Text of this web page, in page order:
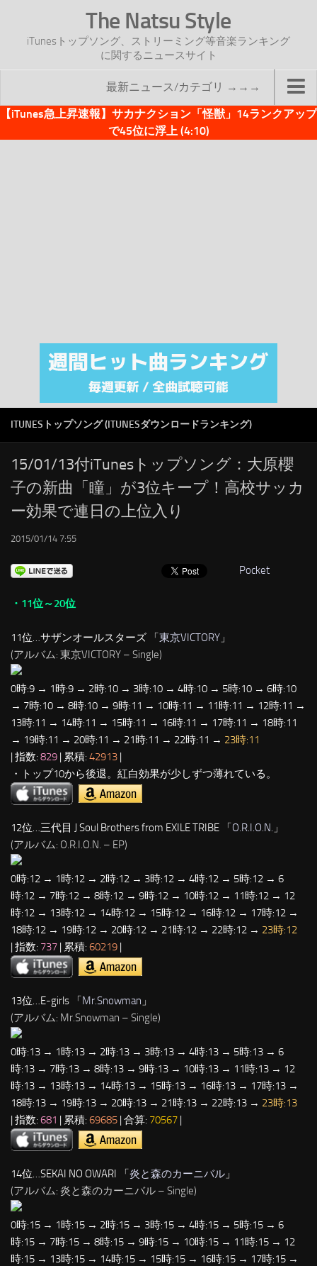
The Natsu Style
iTunesトップソング、ストリーミング等音楽ランキング
に関するニュースサイト
最新ニュース/カテゴリ →→→
TOP
注目カテゴリ
オリジナルiTunes週間トップソング
RSS
LINKS
【iTunes急上昇速報】サカナクション「怪獣」14ランクアップ
で45位に浮上 (4:10)
ITUNESトップソング (ITUNESダウンロードランキング)
15/01/13付iTunesトップソング：大原櫻
子の新曲「瞳」が3位キープ！高校サッカ
ー効果で連日の上位入り
2015/01/14 7:55
Pocket
・11位～20位
11位…サザンオールスターズ 「東京VICTORY 」
(アルバム: 東京VICTORY – Single)
0時:9 → 1時:9 → 2時:10 → 3時:10 → 4時:10 → 5時:10 → 6時:10
→ 7時:10 → 8時:10 → 9時:11 → 10時:11 → 11時:11 → 12時:11 →
13時:11 → 14時:11 → 15時:11 → 16時:11 → 17時:11 → 18時:11
→ 19時:11 → 20時:11 → 21時:11 → 22時:11 → 23時:11
| 指数: 829 | 累積: 42913 |
・トップ10から後退。紅白効果が少しずつ薄れている。
12位…三代目 J Soul Brothers from EXILE TRIBE 「O.R.I.O.N. 」
(アルバム: O.R.I.O.N. – EP)
0時:12 → 1時:12 → 2時:12 → 3時:12 → 4時:12 → 5時:12 → 6
時:12 → 7時:12 → 8時:12 → 9時:12 → 10時:12 → 11時:12 → 12
時:12 → 13時:12 → 14時:12 → 15時:12 → 16時:12 → 17時:12 →
18時:12 → 19時:12 → 20時:12 → 21時:12 → 22時:12 → 23時:12
| 指数: 737 | 累積: 60219 |
13位…E-girls 「Mr.Snowman 」
(アルバム: Mr.Snowman – Single)
0時:13 → 1時:13 → 2時:13 → 3時:13 → 4時:13 → 5時:13 → 6
時:13 → 7時:13 → 8時:13 → 9時:13 → 10時:13 → 11時:13 → 12
時:13 → 13時:13 → 14時:13 → 15時:13 → 16時:13 → 17時:13 →
18時:13 → 19時:13 → 20時:13 → 21時:13 → 22時:13 → 23時:13
| 指数: 681 | 累積: 69685 | 合算: 70567 |
14位…SEKAI NO OWARI 「炎と森のカーニバル 」
(アルバム: 炎と森のカーニバル – Single)
0時:15 → 1時:15 → 2時:15 → 3時:15 → 4時:15 → 5時:15 → 6
時:15 → 7時:15 → 8時:15 → 9時:15 → 10時:15 → 11時:15 → 12
時:15 → 13時:15 → 14時:15 → 15時:15 → 16時:15 → 17時:15 →